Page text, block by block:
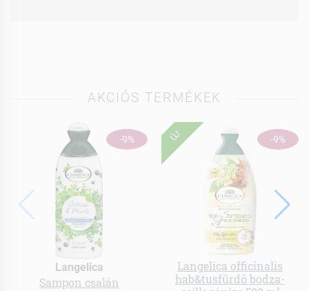
AKCIÓS TERMÉKEK
-9%
Langelica
Sampon csalán
-9%
ÚJ
Langelica officinalis
hab&tusfürdő bodza-